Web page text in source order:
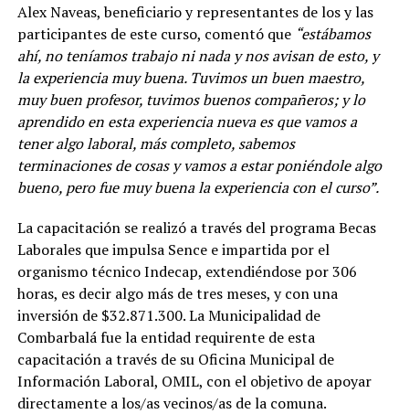
Alex Naveas, beneficiario y representantes de los y las
participantes de este curso, comentó que “estábamos
ahí, no teníamos trabajo ni nada y nos avisan de esto, y
la experiencia muy buena. Tuvimos un buen maestro,
muy buen profesor, tuvimos buenos compañeros; y lo
aprendido en esta experiencia nueva es que vamos a
tener algo laboral, más completo, sabemos
terminaciones de cosas y vamos a estar poniéndole algo
bueno, pero fue muy buena la experiencia con el curso”.
La capacitación se realizó a través del programa Becas
Laborales que impulsa Sence e impartida por el
organismo técnico Indecap, extendiéndose por 306
horas, es decir algo más de tres meses, y con una
inversión de $32.871.300. La Municipalidad de
Combarbalá fue la entidad requirente de esta
capacitación a través de su Oficina Municipal de
Información Laboral, OMIL, con el objetivo de apoyar
directamente a los/as vecinos/as de la comuna.